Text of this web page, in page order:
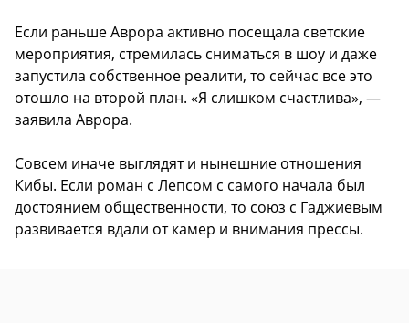
Если раньше Аврора активно посещала светские
мероприятия, стремилась сниматься в шоу и даже
запустила собственное реалити, то сейчас все это
отошло на второй план. «Я слишком счастлива», —
заявила Аврора.
Совсем иначе выглядят и нынешние отношения
Кибы. Если роман с Лепсом с самого начала был
достоянием общественности, то союз с Гаджиевым
развивается вдали от камер и внимания прессы.